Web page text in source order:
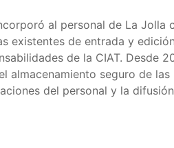
al personal de La
de entrada y
de la CIAT. Desde
seguro de
del personal y la